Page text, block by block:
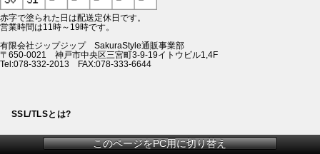
赤字で塗られた日は配送定休日です。
営業時間は11時～19時です。
有限会社ジップジップ SakuraStyle通販事業部
〒650-0021 神戸市中央区三宮町3-9-19イトウビル1,4F
Tel:078-332-2013 FAX:078-333-6644
SSL/TLSとは?
このページをPC用に切り替え